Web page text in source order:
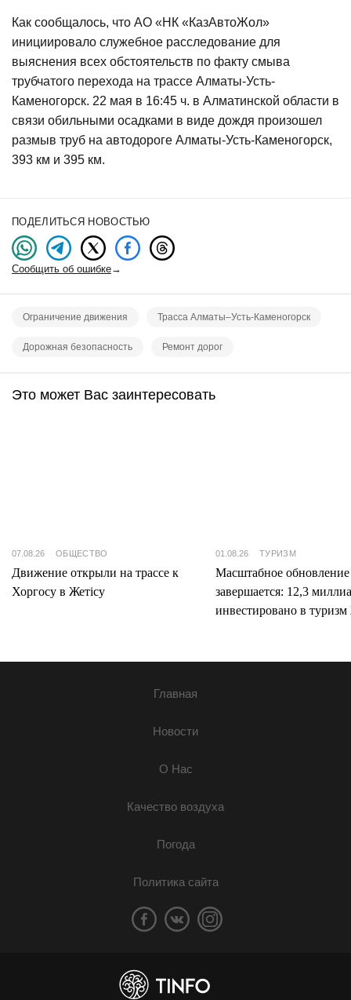
Как сообщалось, что АО «НК «КазАвтоЖол»
инициировало служебное расследование для
выяснения всех обстоятельств по факту смыва
трубчатого перехода на трассе Алматы-Усть-
Каменогорск. 22 мая в 16:45 ч. в Алматинской области в
связи обильными осадками в виде дождя произошел
размыв труб на автодороге Алматы-Усть-Каменогорск,
393 км и 395 км.
ПОДЕЛИТЬСЯ НОВОСТЬЮ
Сообщить об ошибке→
Ограничение движения Трасса Алматы–Усть-Каменогорск
Дорожная безопасность Ремонт дорог
Это может Вас заинтересовать
07.08.26 ОБЩЕСТВО
Движение открыли на трассе к
Хоргосу в Жетісу
01.08.26 ТУРИЗМ
Масштабное
завершается: 12,3
инвестировано в туризм
Главная
Новости
О Нас
Качество воздуха
Погода
Политика сайта